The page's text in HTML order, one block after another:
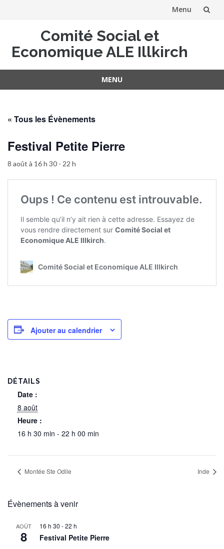
Menu
au
Comité Social et
Economique ALE Illkirch
MENU
contenu
« Tous les Évènements
Festival Petite Pierre
8 août à 16 h 30 - 22 h
Ajouter au calendrier
DÉTAILS
Date :
8 août
Heure :
16 h 30 min - 22 h 00 min
Montée Ste Odile Inde
Évènements à venir
AOÛT
8
16 h 30 -22 h
Festival Petite Pierre